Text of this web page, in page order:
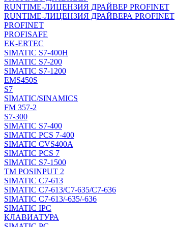
RUNTIME-ЛИЦЕНЗИЯ ДРАЙВЕР PROFINET
RUNTIME-ЛИЦЕНЗИЯ ДРАЙВЕРА PROFINET
PROFINET
PROFISAFE
EK-ERTEC
SIMATIC S7-400H
SIMATIC S7-200
SIMATIC S7-1200
EMS450S
S7
SIMATIC/SINAMICS
FM 357-2
S7-300
SIMATIC S7-400
SIMATIC PCS 7-400
SIMATIC CVS400A
SIMATIC PCS 7
SIMATIC S7-1500
TM POSINPUT 2
SIMATIC C7-613
SIMATIC C7-613/C7-635/C7-636
SIMATIC C7-613/-635/-636
SIMATIC IPC
КЛАВИАТУРА